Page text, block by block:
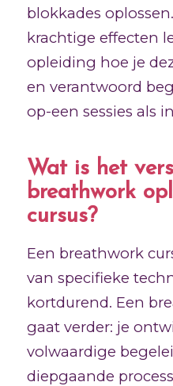
blokkades
krachtige effecten
opleiding hoe je
en verantwoord
op-een sessies als
Wat is het
breathwork
cursus?
Een breathwork
van specifieke
kortdurend. Een
gaat verder: je
volwaardige
diepgaande